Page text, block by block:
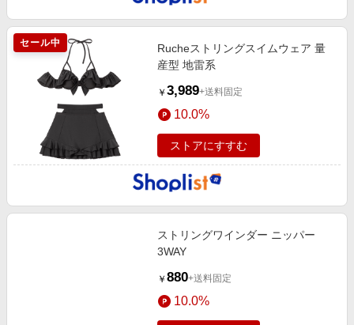
セール中
Rucheストリングスイムウェア 量
産型 地雷系
￥ 3,989+送料固定
10.0%
ストアにすすむ
ストリングワインダー ニッパー
3WAY
￥ 880+送料固定
10.0%